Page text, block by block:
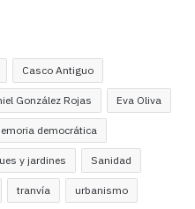
Casco Antiguo
González Rojas Eva Oliva
democrática
y jardines Sanidad
tranvía urbanismo